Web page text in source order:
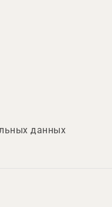
данных